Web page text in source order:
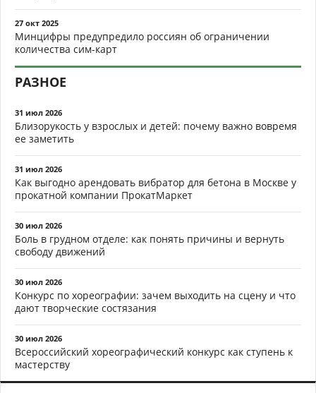
27 окт 2025
Минцифры предупредило россиян об ограничении
количества сим-карт
РАЗНОЕ
31 июл 2026
Близорукость у взрослых и детей: почему важно вовремя
ее заметить
31 июл 2026
Как выгодно арендовать вибратор для бетона в Москве у
прокатной компании ПрокатМаркет
30 июл 2026
Боль в грудном отделе: как понять причины и вернуть
свободу движений
30 июл 2026
Конкурс по хореографии: зачем выходить на сцену и что
дают творческие состязания
30 июл 2026
Всероссийский хореографический конкурс как ступень к
мастерству